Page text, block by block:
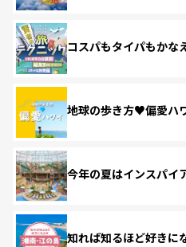
コスパもタイパもかな
地球の歩き方♥偏愛ハ
今年の夏はインスパイ
知れば知るほど好きに